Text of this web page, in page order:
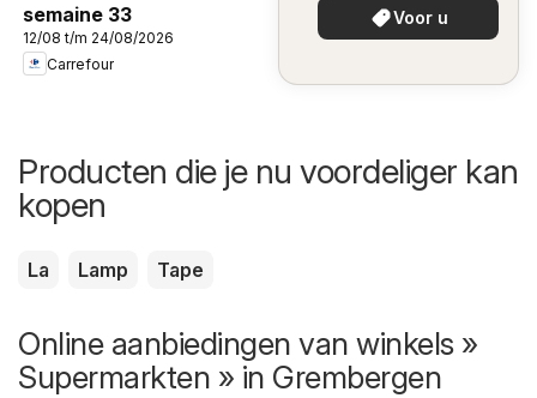
semaine 33
12/08 t/m 24/08/2026
Carrefour
Voor u
Producten die je nu voordeliger kan
kopen
La Lamp Tape
Online aanbiedingen van winkels »
Supermarkten » in Grembergen